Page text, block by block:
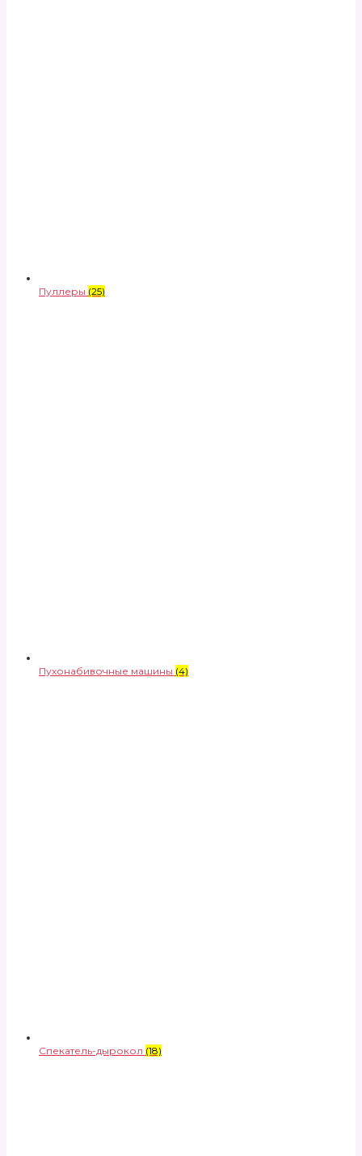
Пуллеры (25)
Пухонабивочные машины (4)
Спекатель-дырокол (18)